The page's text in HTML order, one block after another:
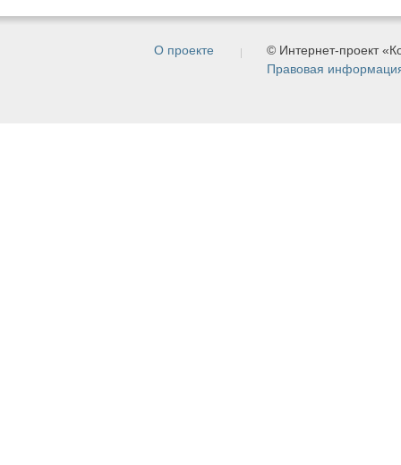
О проекте
© Интернет-проект
Правовая